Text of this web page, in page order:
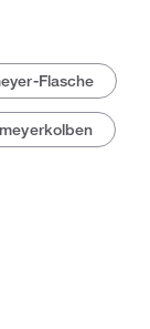
Flasche